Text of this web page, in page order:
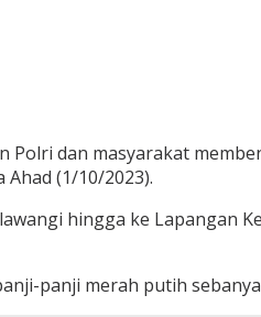
Polri dan masyarakat
(1/10/2023).
hingga ke Lapangan
panji merah putih